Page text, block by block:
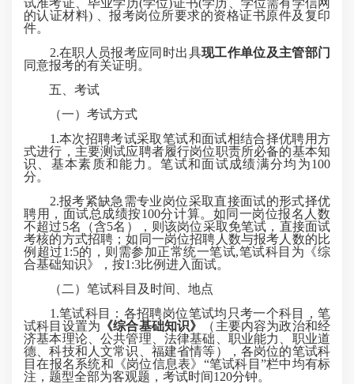
试准考证、毕业学历(学位)证书(学历、学位需有学信网
的认证材料) 、报考岗位所要求的资格证书原件及复印
件。
2.在职人员报考应同时出具现工作单位及主管部门
同意报考的有关证明。
五、考试
（一）考试方式
1.本次招聘考试采取笔试和面试相结合择优聘用方
式进行，主要测试应聘者履行岗位职责所必备的基本知
识、基本素质和能力。笔试和面试成绩满分均为100
分。
2.报考紧缺急需专业岗位采取直接面试的形式择优
聘用，面试总成绩按100分计算。如同一岗位报名人数
不超过5名（含5名），则该岗位采取免笔试，直接面试
考核的方式招聘；如同一岗位招聘人数与报考人数的比
例超过1:5的，则需参加正常统一笔试,笔试科目为《综
合基础知识》，按1:3比例进入面试。
（二）笔试科目及时间、地点
1.笔试科目：各招聘岗位笔试均只考一个科目，笔
试科目设置为 《综合基础知识》
（主要内容为政治和经
济基本理论、公共管理、法律基础、职业能力、职业道
德、科技和人文常识、福建省情等），各岗位的笔试科
目在报名系统和《岗位信息表》“笔试科目”栏中均有标
注，题型全部为客观题，考试时间120分钟。